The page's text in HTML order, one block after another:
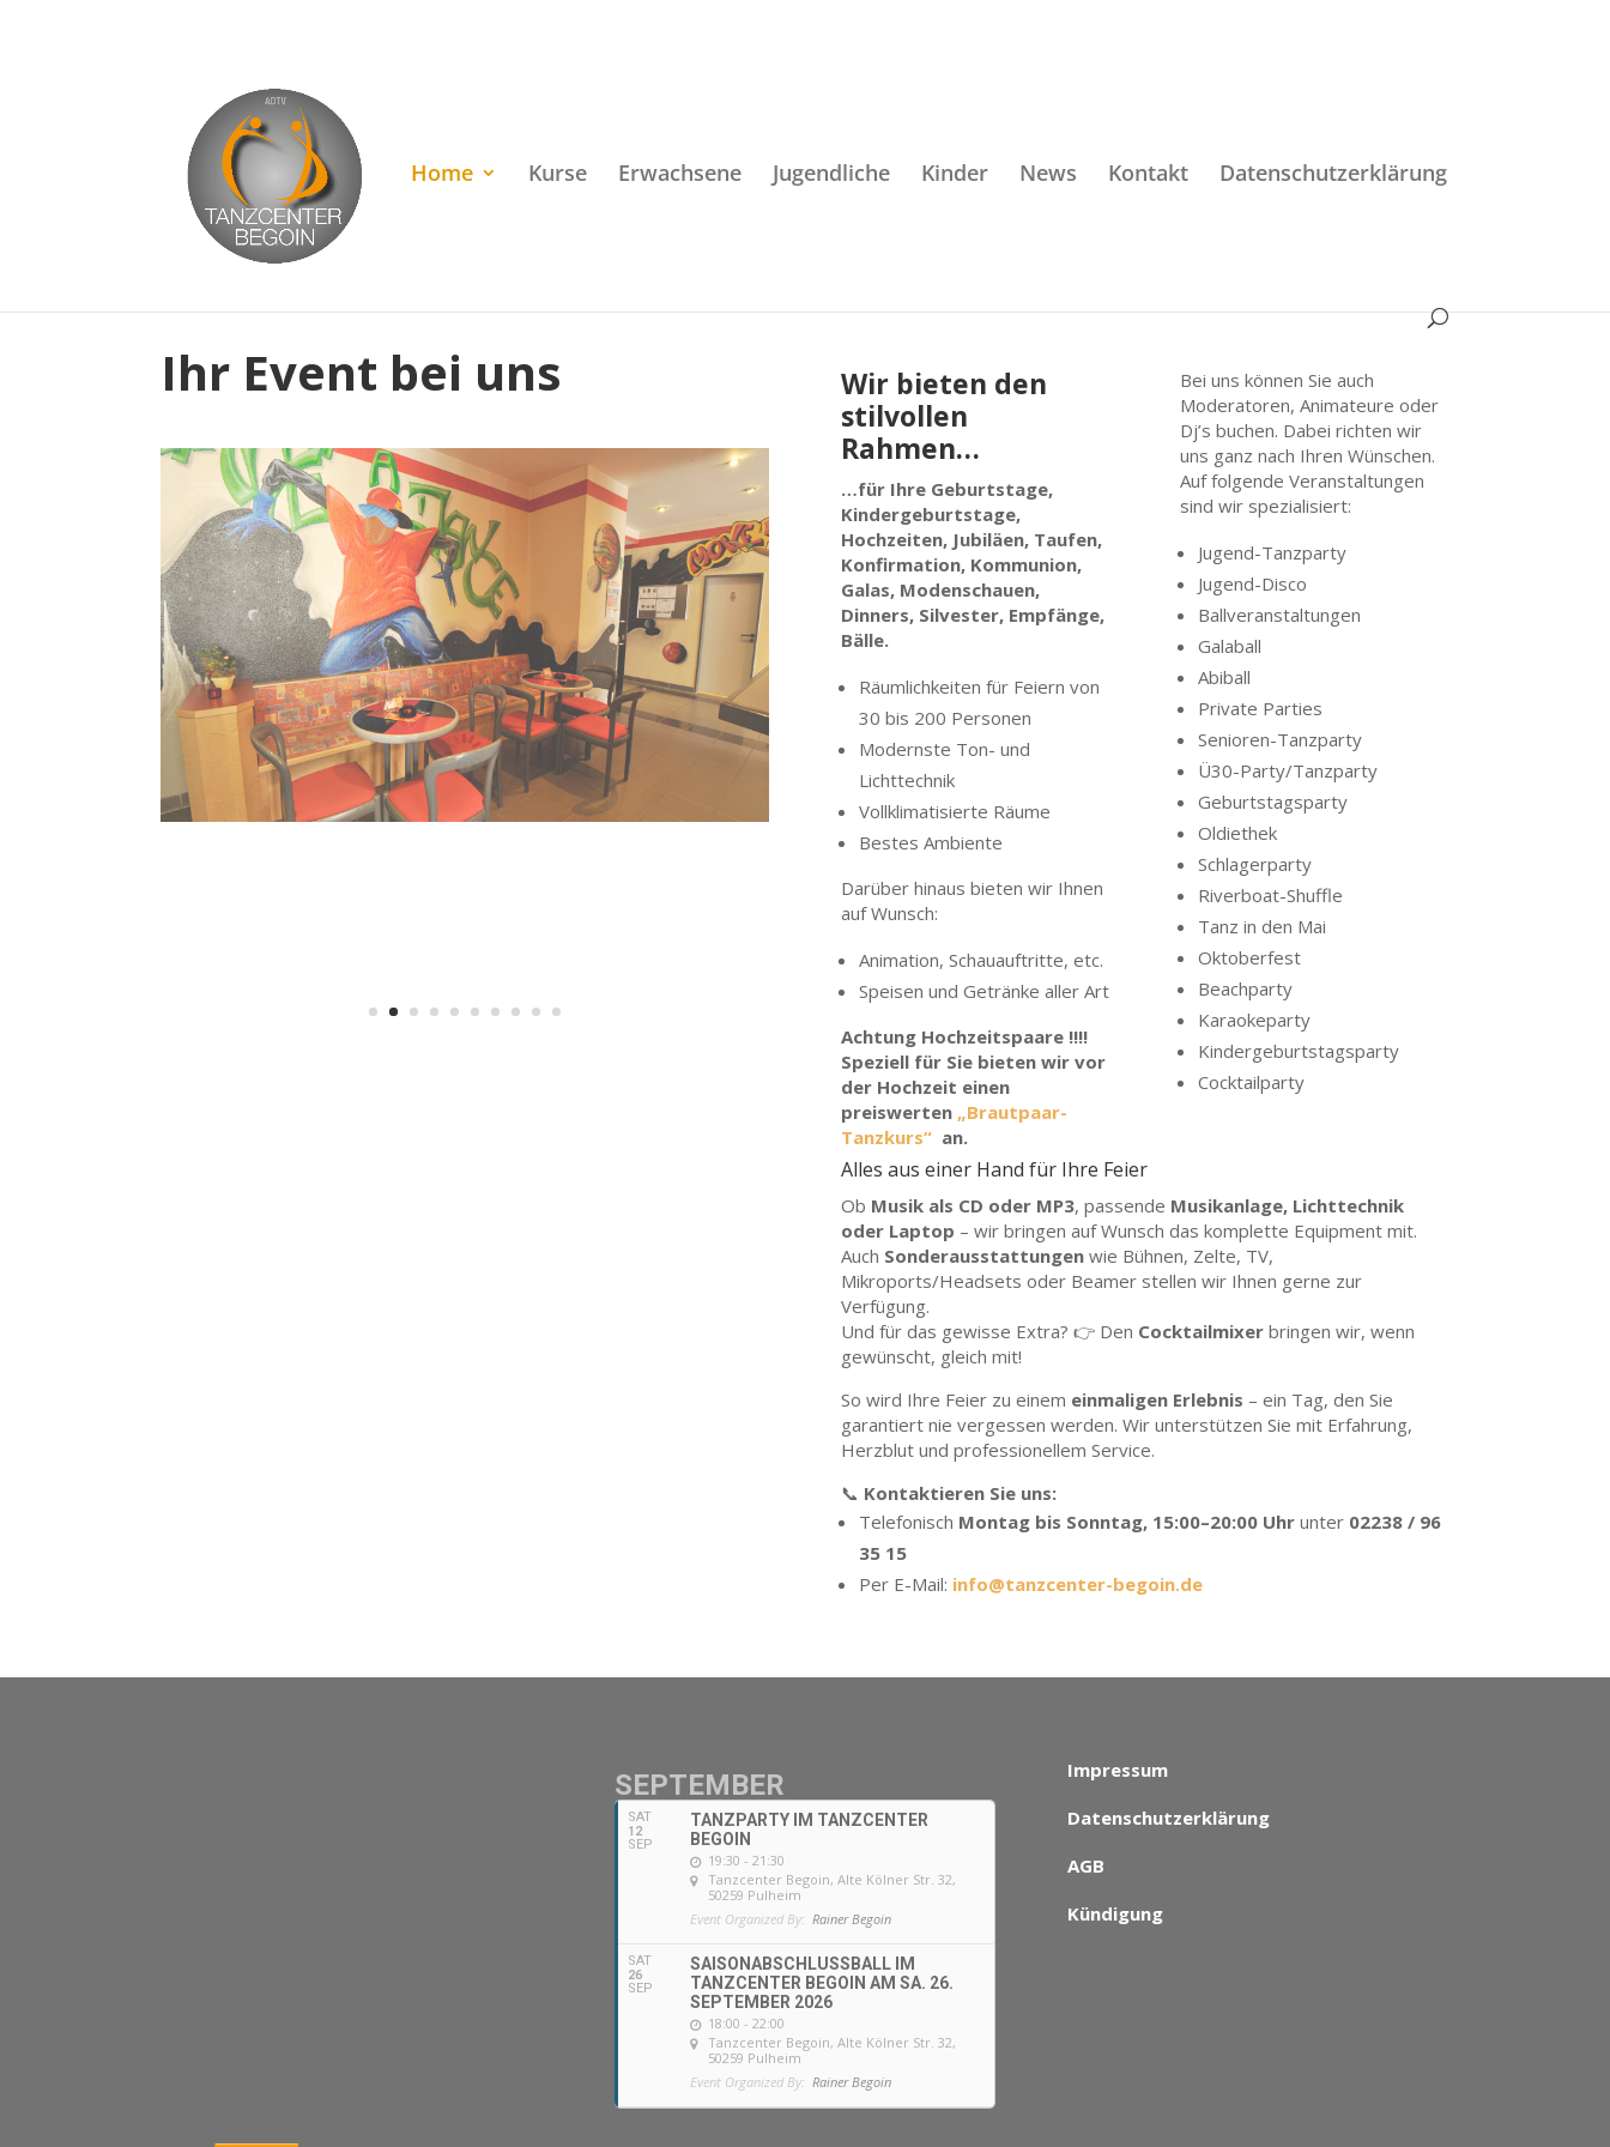
Home Kurse Erwachsene Jugendliche Kinder News Kontakt Datenschutzerklärung
Ihr Event bei uns
Wir bieten den
stilvollen
Rahmen…
…für Ihre Geburtstage,
Kindergeburtstage,
Hochzeiten, Jubiläen, Taufen,
Konfirmation, Kommunion,
Galas, Modenschauen,
Dinners, Silvester, Empfänge,
Bälle.
Räumlichkeiten für Feiern von
30 bis 200 Personen
Modernste Ton- und
Lichttechnik
Vollklimatisierte Räume
Bestes Ambiente
Darüber hinaus bieten wir Ihnen
auf Wunsch:
Animation, Schauauftritte, etc.
Speisen und Getränke aller Art
Achtung Hochzeitspaare !!!!
Speziell für Sie bieten wir vor
der Hochzeit einen
preiswerten „Brautpaar-
Tanzkurs“ an.
Bei uns können Sie auch
Moderatoren, Animateure oder
Dj’s buchen. Dabei richten wir
uns ganz nach Ihren Wünschen.
Auf folgende Veranstaltungen
sind wir spezialisiert:
Jugend-Tanzparty
Jugend-Disco
Ballveranstaltungen
Galaball
Abiball
Private Parties
Senioren-Tanzparty
Ü30-Party/Tanzparty
Geburtstagsparty
Oldiethek
Schlagerparty
Riverboat-Shuffle
Tanz in den Mai
Oktoberfest
Beachparty
Karaokeparty
Kindergeburtstagsparty
Cocktailparty
Alles aus einer Hand für Ihre Feier
Ob Musik als CD oder MP3, passende Musikanlage, Lichttechnik
oder Laptop – wir bringen auf Wunsch das komplette Equipment mit.
Auch Sonderausstattungenwie Bühnen, Zelte, TV,
Mikroports/Headsets oder Beamer stellen wir Ihnen gerne zur
Verfügung.
Und für das gewisse Extra? 👉 Den Cocktailmixerbringen wir, wenn
gewünscht, gleich mit!
So wird Ihre Feier zu einem einmaligen Erlebnis – ein Tag, den Sie
garantiert nie vergessen werden. Wir unterstützen Sie mit Erfahrung,
Herzblut und professionellem Service.
📞 Kontaktieren Sie uns:
Telefonisch Montag bis Sonntag, 15:00–20:00 Uhrunter 02238 / 96
35 15
Per E-Mail: info@tanzcenter-begoin.de
SEPTEMBER
SAT
12
SEP
TANZPARTY IM TANZCENTER
BEGOIN
19:30 - 21:30
Tanzcenter Begoin, Alte Kölner Str. 32,
50259 Pulheim
Event Organized By: Rainer Begoin
SAT
26
SEP
SAISONABSCHLUSSBALL IM
TANZCENTER BEGOIN AM SA. 26.
SEPTEMBER 2026
18:00 - 22:00
Tanzcenter Begoin, Alte Kölner Str. 32,
50259 Pulheim
Event Organized By: Rainer Begoin
Impressum
Datenschutzerklärung
AGB
Kündigung